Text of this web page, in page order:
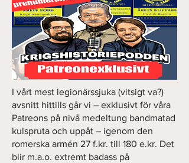
I vårt mest legionärssjuka (vitsigt va?)
avsnitt hittills går vi – exklusivt för våra
Patreons på nivå medeltung bandmatad
kulspruta och uppåt – igenom den
romerska armén 27 f.kr. till 180 e.kr. Det
blir m.a.o. extremt badass på